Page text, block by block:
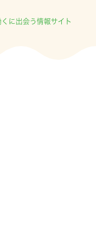
に出会う情報サイト